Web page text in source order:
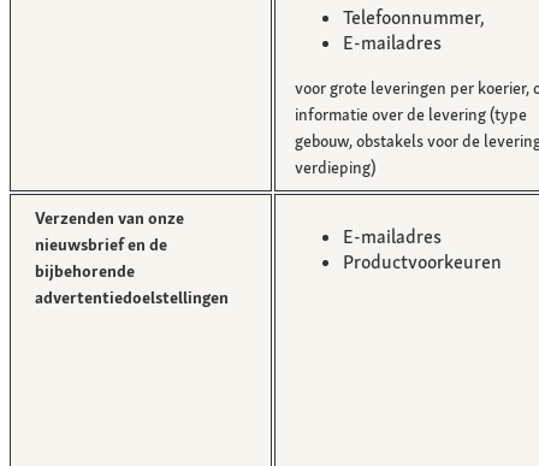
Telefoonnummer,
E-mailadres
voor grote leveringen per koerier,
informatie over de levering (type
gebouw, obstakels voor de
verdieping)
Verzenden van onze
nieuwsbrief en de
bijbehorende
advertentiedoelstellingen
E-mailadres
Productvoorkeuren